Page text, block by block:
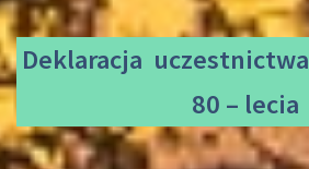
Deklaracja uczestnictwa
80 – lecia